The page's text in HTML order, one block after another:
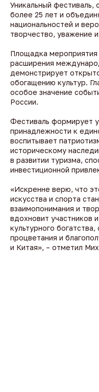
Уникальный
более 25 лет и
национальностей и
творчество, уважение
Площадка
расширения
демонстрирует
обогащению культур.
особое значение
России.
Фестиваль формирует
принадлежности к
воспитывает
историческому
в развитии туризма,
инвестиционной
«Искренне верю, что
искусства и спорта
взаимопонимания и
вдохновит участников
культурного
процветания и
и Китая», – отметил